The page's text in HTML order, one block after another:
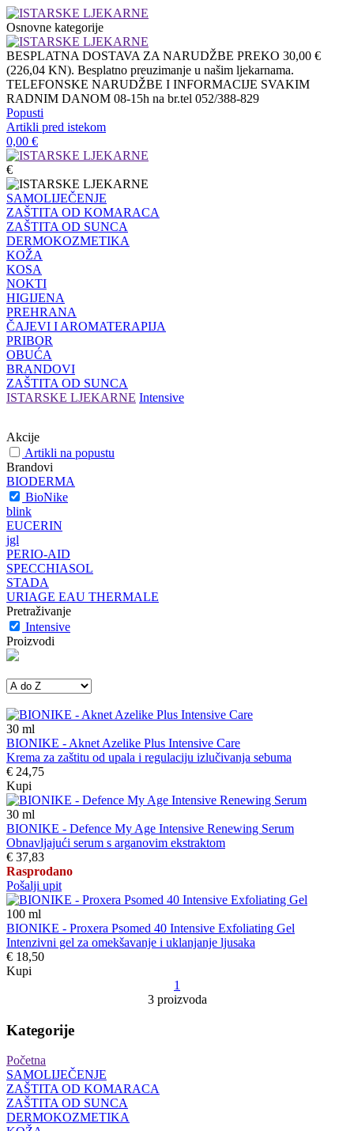
Osnovne kategorije
BESPLATNA DOSTAVA ZA NARUDŽBE PREKO 30,00 €
(226,04 KN). Besplatno preuzimanje u našim ljekarnama.
TELEFONSKE NARUDŽBE I INFORMACIJE SVAKIM
RADNIM DANOM 08-15h na br.tel 052/388-829
Popusti
Artikli pred istekom
0,00 €
€
SAMOLIJEČENJE
ZAŠTITA OD KOMARACA
ZAŠTITA OD SUNCA
DERMOKOZMETIKA
KOŽA
KOSA
NOKTI
HIGIJENA
PREHRANA
ČAJEVI I AROMATERAPIJA
PRIBOR
OBUĆA
BRANDOVI
ZAŠTITA OD SUNCA
ISTARSKE LJEKARNE Intensive
Akcije
Artikli na popustu
Brandovi
BIODERMA
BioNike
blink
EUCERIN
jgl
PERIO-AID
SPECCHIASOL
STADA
URIAGE EAU THERMALE
Pretraživanje
Intensive
Proizvodi
30 ml
BIONIKE - Aknet Azelike Plus Intensive Care
Krema za zaštitu od upala i regulaciju izlučivanja sebuma
€ 24,75
Kupi
30 ml
BIONIKE - Defence My Age Intensive Renewing Serum
Obnavljajući serum s arganovim ekstraktom
€ 37,83
Rasprodano
Pošalji upit
100 ml
BIONIKE - Proxera Psomed 40 Intensive Exfoliating Gel
Intenzivni gel za omekšavanje i uklanjanje ljusaka
€ 18,50
Kupi
1
3 proizvoda
Kategorije
Početna
SAMOLIJEČENJE
ZAŠTITA OD KOMARACA
ZAŠTITA OD SUNCA
DERMOKOZMETIKA